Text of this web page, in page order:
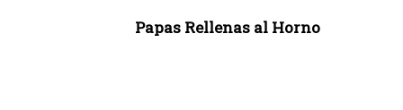
Papas Rellenas al Horno